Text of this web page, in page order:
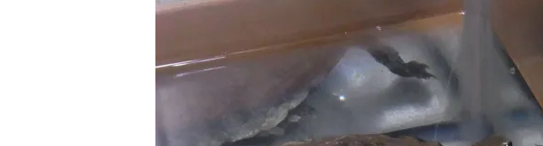
白メダカ（シロメダカ）の特徴・作出方法か
改良メダカの基本品種から白メダカ（シロメダ
カ）を紹介します。白メダカの作出は古く江戸
時代には既に存在していました。メダカは魚類
カナヘビ飼育の勘所・給餌と日光浴の工夫で
長期飼育を目指す！
カナヘビの飼育方法について給餌とバスキング
の観点から解説します。エサとして昆虫を与え
る場合、サプリメントでカルシウムを補うのが
重要です。また、カルシウムが上手く吸収され
るためには暖かくてUVBが照射される場所が必
要です。
ReadMore